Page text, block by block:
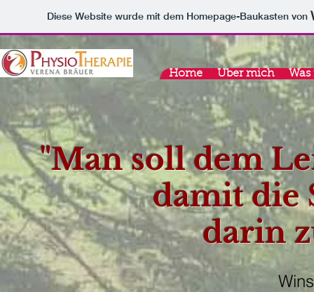
Diese Website wurde mit dem Homepage-Baukasten von
Home Über mich
"Man soll dem
damit die
darin